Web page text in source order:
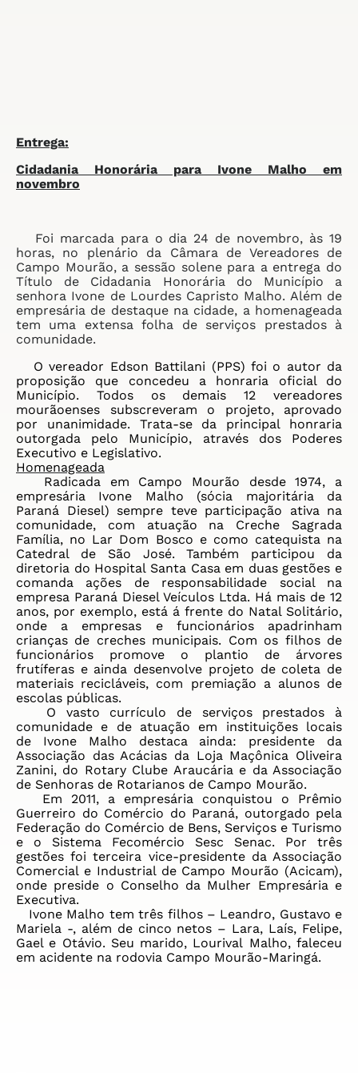
Entrega:
Cidadania Honorária para Ivone Malho em
novembro
Foi marcada para o dia 24 de novembro, às 19
horas, no plenário da Câmara de Vereadores de
Campo Mourão, a sessão solene para a entrega do
Título de Cidadania Honorária do Município a
senhora Ivone de Lourdes Capristo Malho. Além de
empresária de destaque na cidade, a homenageada
tem uma extensa folha de serviços prestados à
comunidade.
O vereador Edson Battilani (PPS) foi o autor da
proposição que concedeu a honraria oficial do
Município. Todos os demais 12 vereadores
mourãoenses subscreveram o projeto, aprovado
por unanimidade. Trata-se da principal honraria
outorgada pelo Município, através dos Poderes
Executivo e Legislativo.
Homenageada
Radicada em Campo Mourão desde 1974, a
empresária Ivone Malho (sócia majoritária da
Paraná Diesel) sempre teve participação ativa na
comunidade, com atuação na Creche Sagrada
Família, no Lar Dom Bosco e como catequista na
Catedral de São José. Também participou da
diretoria do Hospital Santa Casa em duas gestões e
comanda ações de responsabilidade social na
empresa Paraná Diesel Veículos Ltda. Há mais de 12
anos, por exemplo, está á frente do Natal Solitário,
onde a empresas e funcionários apadrinham
crianças de creches municipais. Com os filhos de
funcionários promove o plantio de árvores
frutíferas e ainda desenvolve projeto de coleta de
materiais recicláveis, com premiação a alunos de
escolas públicas.
O vasto currículo de serviços prestados à
comunidade e de atuação em instituições locais
de Ivone Malho destaca ainda: presidente da
Associação das Acácias da Loja Maçônica Oliveira
Zanini, do Rotary Clube Araucária e da Associação
de Senhoras de Rotarianos de Campo Mourão.
Em 2011, a empresária conquistou o Prêmio
Guerreiro do Comércio do Paraná, outorgado pela
Federação do Comércio de Bens, Serviços e Turismo
e o Sistema Fecomércio Sesc Senac. Por três
gestões foi terceira vice-presidente da Associação
Comercial e Industrial de Campo Mourão (Acicam),
onde preside o Conselho da Mulher Empresária e
Executiva.
Ivone Malho tem três filhos – Leandro, Gustavo e
Mariela -, além de cinco netos – Lara, Laís, Felipe,
Gael e Otávio. Seu marido, Lourival Malho, faleceu
em acidente na rodovia Campo Mourão-Maringá.